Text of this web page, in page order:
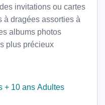
invitations ou cartes
à dragées assorties à
albums photos
plus précieux
+ 10 ans Adultes